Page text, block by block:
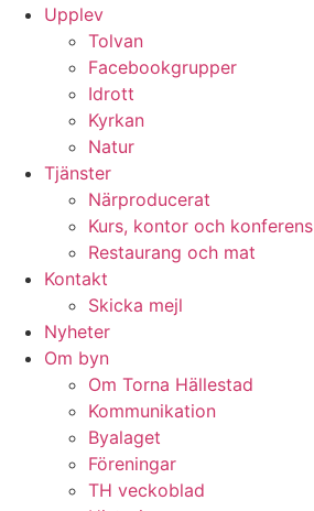
Upplev
Tolvan
Facebookgrupper
Idrott
Kyrkan
Natur
Tjänster
Närproducerat
Kurs, kontor och konferens
Restaurang och mat
Kontakt
Skicka mejl
Nyheter
Om byn
Om Torna Hällestad
Kommunikation
Byalaget
Föreningar
TH veckoblad